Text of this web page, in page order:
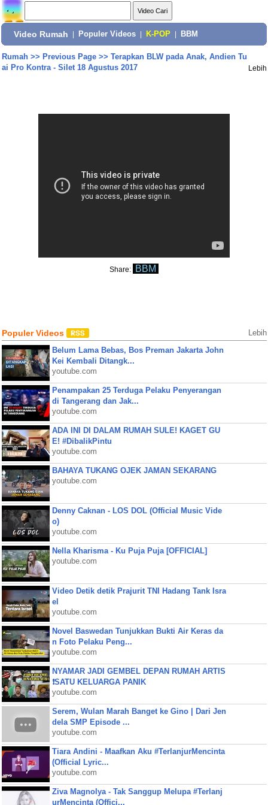
Video Rumah Populer Videos K-POP BBM
Rumah>> Previous Page>> Terapkan BLW pada Anak, Andien Tu
ai Pro Kontra - Silet 18 Agustus 2017
Lebih
Share: BBM
Populer Videos Lebih
Belum Lama Bebas, Bos Preman Jakarta John
Kei Kembali Ditangk...
youtube.com
Penampakan 25 Terduga Pelaku Penyerangan
di Tangerang dan Jak...
youtube.com
ADA INI DI DALAM RUMAH SULE! KAGET GU
E! #DibalikPintu
youtube.com
BAHAYA TUKANG OJEK JAMAN SEKARANG
youtube.com
Denny Caknan - LOS DOL (Official Music Vide
o)
youtube.com
Nella Kharisma - Ku Puja Puja [OFFICIAL]
youtube.com
Video Detik detik Prajurit TNI Hadang Tank Isra
el
youtube.com
Novel Baswedan Tunjukkan Bukti Air Keras da
n Foto Pelaku Peng...
youtube.com
NYAMAR JADI GEMBEL DEPAN RUMAH ARTIS
❗SATU KELUARGA PANIK
youtube.com
Serem, Wulan Marah Banget ke Gino | Dari Jen
dela SMP Episode ...
youtube.com
Tiara Andini - Maafkan Aku #TerlanjurMencinta
(Official Lyric...
youtube.com
Ziva Magnolya - Tak Sanggup Melupa #Terlanj
urMencinta (Offici...